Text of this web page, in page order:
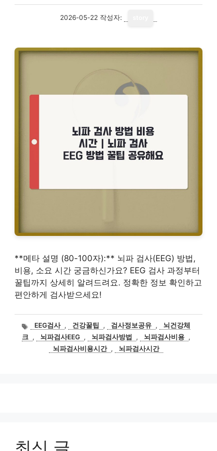
2026-05-22 작성자:
**메타 설명 (80-100자):** 뇌파 검사(EEG) 방법,
비용, 소요 시간 궁금하신가요? EEG 검사 과정부터
꿀팁까지 상세히 알려드려요. 정확한 정보 확인하고
편안하게 검사받으세요!
태EEG검사 , 건강꿀팁 , 검사정보공유 ,
뇌건강체
크 , 뇌파검사EEG , 뇌파검사방법 , 뇌파검사비용 ,
뇌파검사비용시간 , 뇌파검사시간